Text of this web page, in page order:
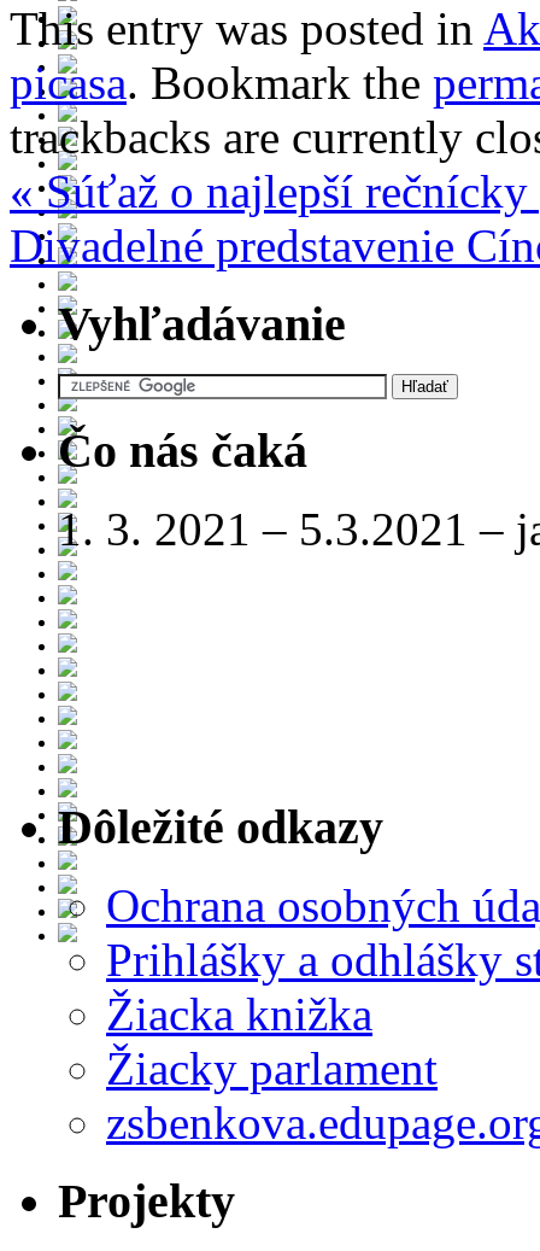
This entry was posted in
picasa. Bookmark the
trackbacks are currently
«Súťaž o najlepší rečnícky
Divadelné predstavenie
Vyhľadávanie
Čo nás čaká
1. 3. 2021 – 5.3.2021 –
Dôležité odkazy
Ochrana osobných
Prihlášky a odhlášky
Žiacka knižka
Žiacky parlament
Projekty